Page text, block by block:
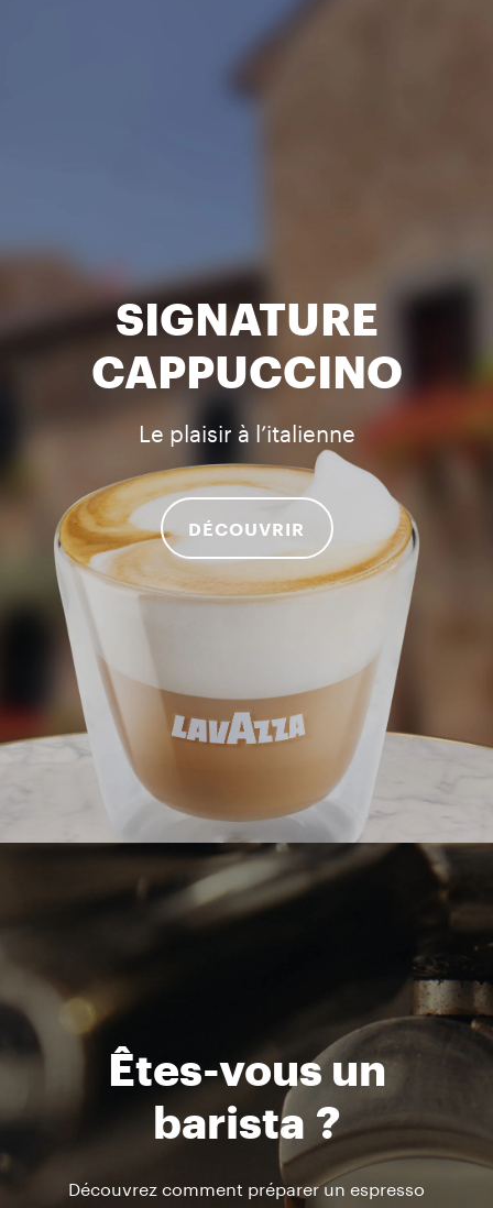
SIGNATURE
CAPPUCCINO
Le plaisir à l’italienne
DÉCOUVRIR
Êtes-vous un
barista ?
Découvrez comment préparer un espresso